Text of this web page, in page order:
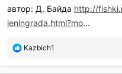
автор: Д. Байда http://
leningrada.html?mo...
П
б
Kazbich1